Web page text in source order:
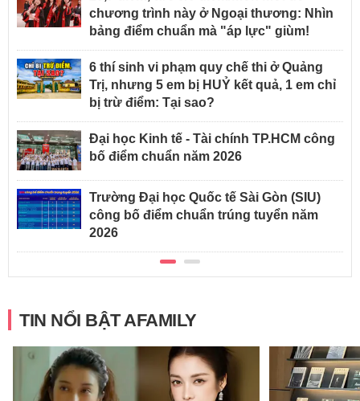
chương trình này ở Ngoại thương: Nhìn
bảng điểm chuẩn mà "áp lực" giùm!
6 thí sinh vi phạm quy chế thi ở Quảng
Trị, nhưng 5 em bị HUỶ kết quả, 1 em chỉ
bị trừ điểm: Tại sao?
Đại học Kinh tế - Tài chính TP.HCM công
bố điểm chuẩn năm 2026
Trường Đại học Quốc tế Sài Gòn (SIU)
công bố điểm chuẩn trúng tuyển năm
2026
TIN NỔI BẬT AFAMILY